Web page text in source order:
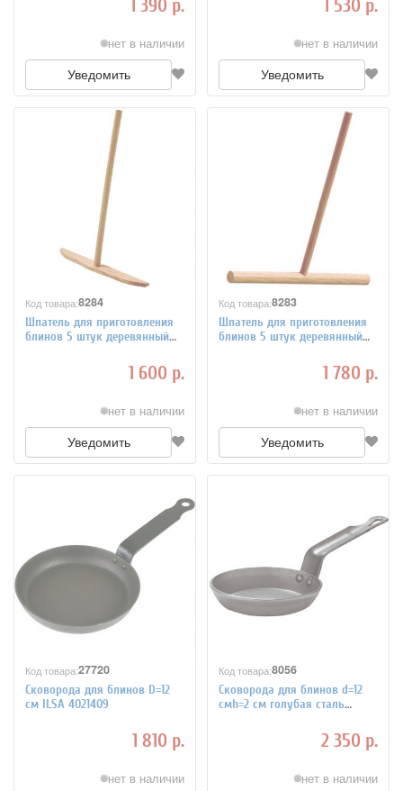
1 390 р.
нет в наличии
Уведомить
1 530 р.
нет в наличии
Уведомить
Код товара:8284
Шпатель для приготовления
блинов 5 штук деревянный
1 600 р.
нет в наличии
Уведомить
Код товара:8283
Шпатель для приготовления
блинов 5 штук деревянный
1 780 р.
нет в наличии
Уведомить
Код товара:27720
Сковорода для блинов D=12
см ILSA 4021409
1 810 р.
нет в наличии
Код товара:8056
Сковорода для блинов d=12
смh=2 см голубая сталь
2 350 р.
нет в наличии